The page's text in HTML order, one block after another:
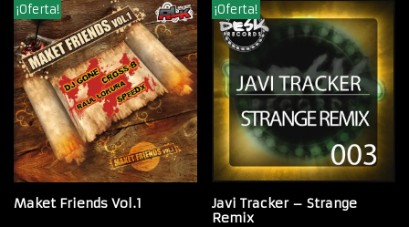
¡Oferta!
Maket Friends Vol.1
¡Oferta!
Javi Tracker – Strange
Remix